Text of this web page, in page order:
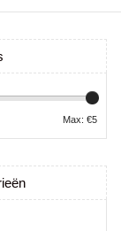
Max: €5